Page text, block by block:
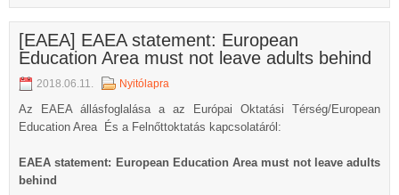
[EAEA] EAEA statement: European
Education Area must not leave adults behind
2018.06.11. Nyitólapra
Az EAEA állásfoglalása a az Európai Oktatási Térség/European
Education Area És a Felnőttoktatás kapcsolatáról:
EAEA statement: European Education Area must not leave adults
behind